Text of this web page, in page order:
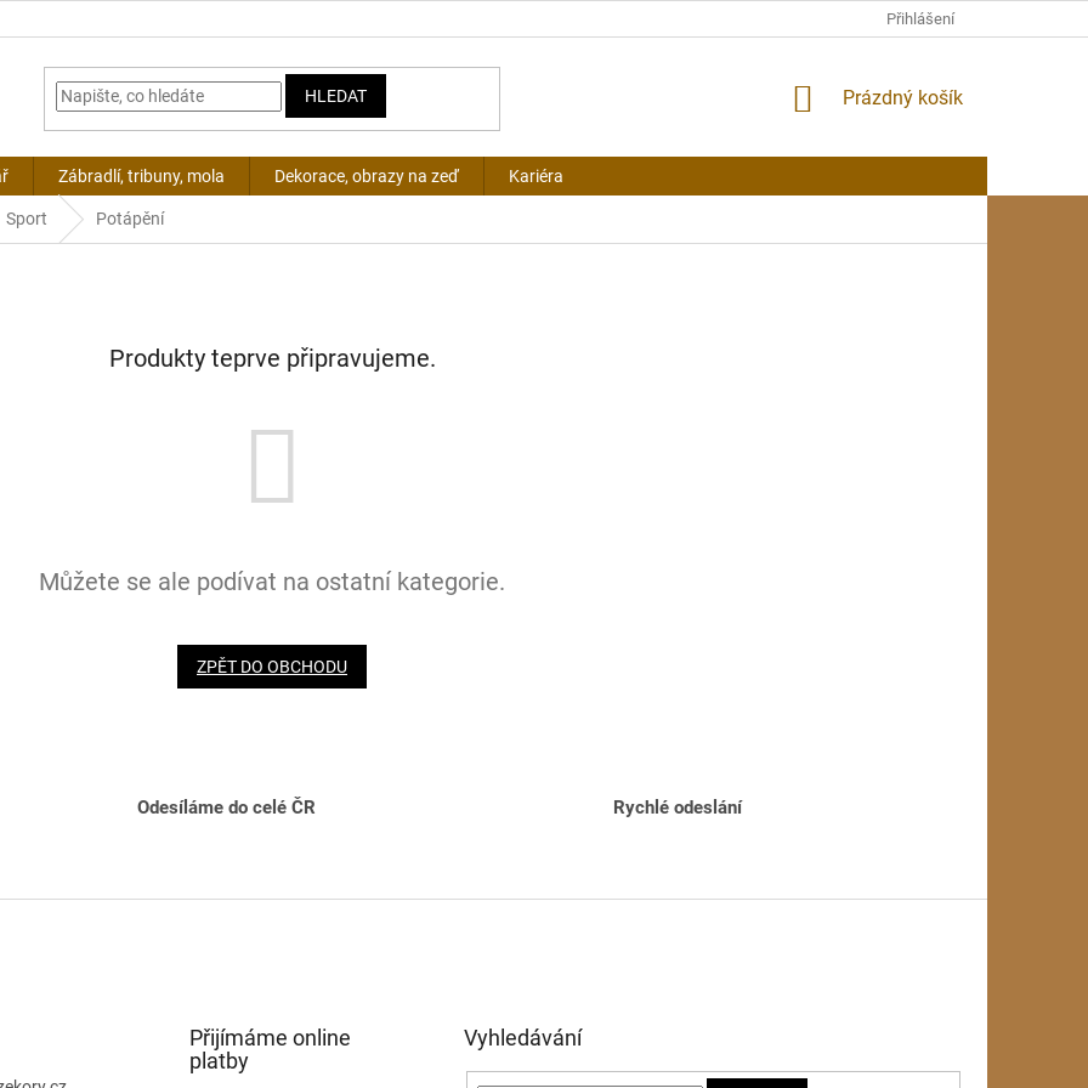
Přihlášení
HLEDAT
NÁKUPNÍ
Prázdný košík
Zábradlí, tribuny, mola Dekorace, obrazy na zeď Kariéra
Sport Potápění
Produkty teprve připravujeme.
Můžete se ale podívat na ostatní kategorie.
ZPĚT DO OBCHODU
Odesíláme do celé ČR Rychlé odeslání
Přijímáme online
platby
Vyhledávání